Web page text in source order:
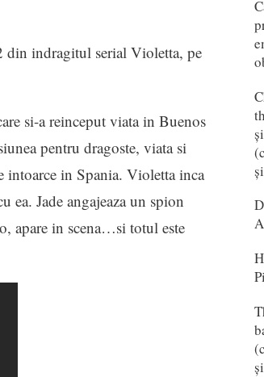
din indragitul serial Violetta, pe
si-a reinceput viata in Buenos
pentru dragoste, viata si
intoarce in Spania. Violetta inca
ea. Jade angajeaza un spion
apare in scena…si totul este